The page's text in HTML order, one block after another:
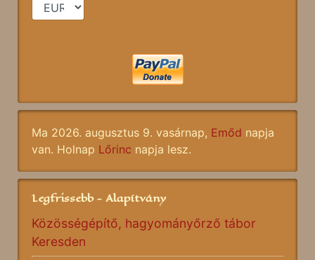
Ma 2026. augusztus 9. vasárnap, Emőd napja
van. Holnap Lőrinc napja lesz.
Legfrissebb - Alapítvány
Közösségépítő, hagyományőrző tábor
Keresden